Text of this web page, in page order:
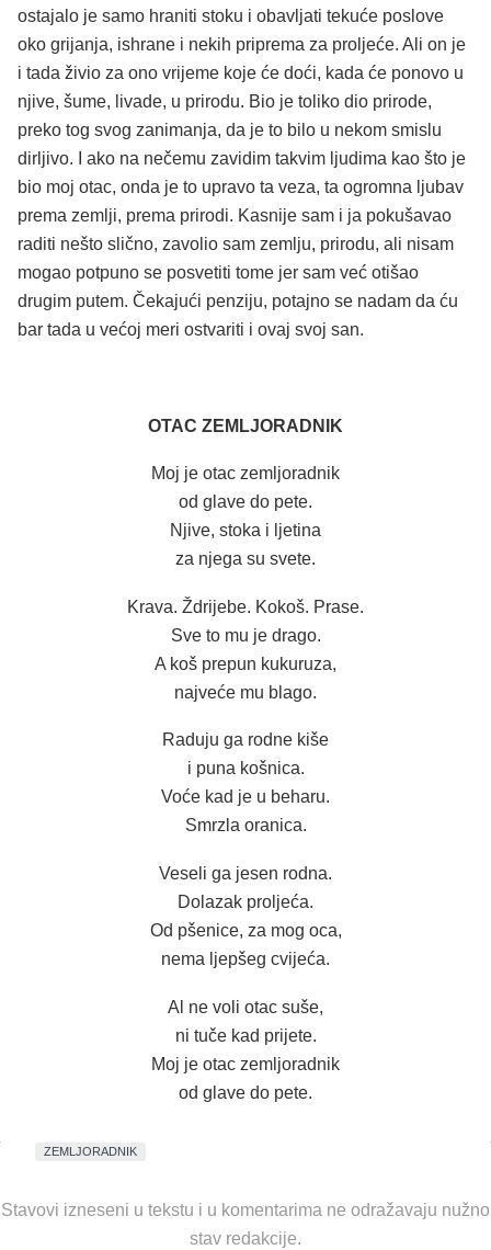
ostajalo je samo hraniti stoku i obavljati tekuće poslove
oko grijanja, ishrane i nekih priprema za proljeće. Ali on je
i tada živio za ono vrijeme koje će doći, kada će ponovo u
njive, šume, livade, u prirodu. Bio je toliko dio prirode,
preko tog svog zanimanja, da je to bilo u nekom smislu
dirljivo. I ako na nečemu zavidim takvim ljudima kao što je
bio moj otac, onda je to upravo ta veza, ta ogromna ljubav
prema zemlji, prema prirodi. Kasnije sam i ja pokušavao
raditi nešto slično, zavolio sam zemlju, prirodu, ali nisam
mogao potpuno se posvetiti tome jer sam već otišao
drugim putem. Čekajući penziju, potajno se nadam da ću
bar tada u većoj meri ostvariti i ovaj svoj san.
OTAC ZEMLJORADNIK
Moj je otac zemljoradnik
od glave do pete.
Njive, stoka i ljetina
za njega su svete.
Krava. Ždrijebe. Kokoš. Prase.
Sve to mu je drago.
A koš prepun kukuruza,
najveće mu blago.
Raduju ga rodne kiše
i puna košnica.
Voće kad je u beharu.
Smrzla oranica.
Veseli ga jesen rodna.
Dolazak proljeća.
Od pšenice, za mog oca,
nema ljepšeg cvijeća.
Al ne voli otac suše,
ni tuče kad prijete.
Moj je otac zemljoradnik
od glave do pete.
ZEMLJORADNIK
Stavovi izneseni u tekstu i u komentarima ne odražavaju nužno
stav redakcije.